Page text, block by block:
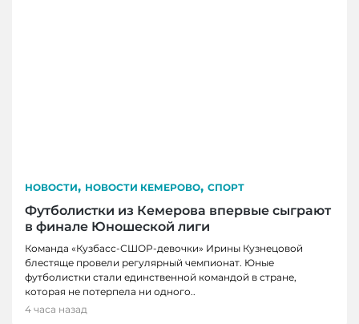
НОВОСТИ, НОВОСТИ КЕМЕРОВО, СПОРТ
Футболистки из Кемерова впервые сыграют
в финале Юношеской лиги
Команда «Кузбасс-СШОР-девочки» Ирины Кузнецовой
блестяще провели регулярный чемпионат. Юные
футболистки стали единственной командой в стране,
которая не потерпела ни одного..
4 часа назад
НОВОСТИ
В Кузбассе школы здоровья посетили более
НОВОСТИ